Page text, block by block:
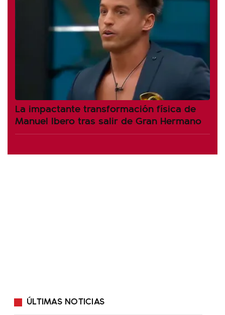
La impactante transformación física de
Manuel Ibero tras salir de Gran Hermano
ÚLTIMAS NOTICIAS